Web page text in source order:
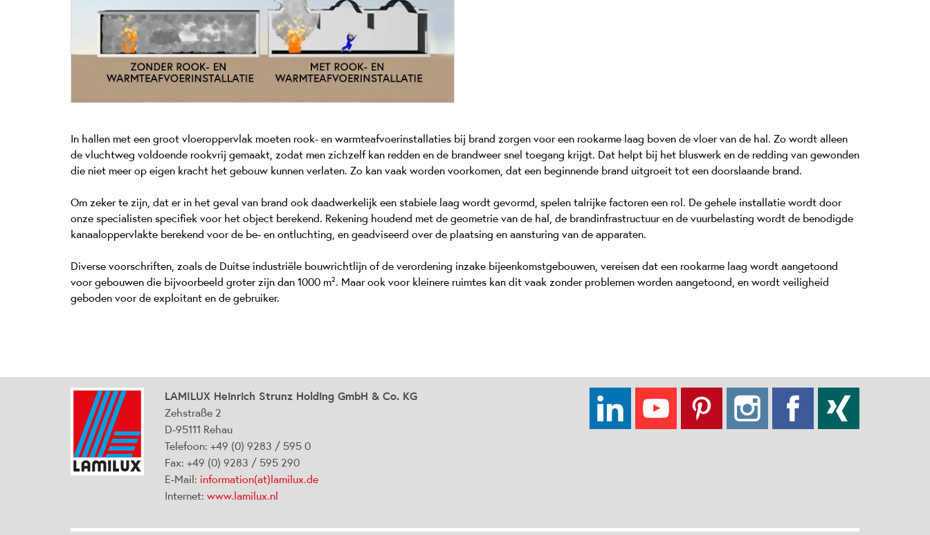
In hallen met een groot vloeroppervlak moeten rook- en warmteafvoerinstallaties bij brand zorgen voor een rookarme laag boven de vloer van de hal. Zo wordt alleen
de vluchtweg voldoende rookvrij gemaakt, zodat men zichzelf kan redden en de brandweer snel toegang krijgt. Dat helpt bij het bluswerk en de redding van gewonden
die niet meer op eigen kracht het gebouw kunnen verlaten. Zo kan vaak worden voorkomen, dat een beginnende brand uitgroeit tot een doorslaande brand.
Om zeker te zijn, dat er in het geval van brand ook daadwerkelijk een stabiele laag wordt gevormd, spelen talrijke factoren een rol. De gehele installatie wordt door
onze specialisten specifiek voor het object berekend. Rekening houdend met de geometrie van de hal, de brandinfrastructuur en de vuurbelasting wordt de benodigde
kanaaloppervlakte berekend voor de be- en ontluchting, en geadviseerd over de plaatsing en aansturing van de apparaten.
Diverse voorschriften, zoals de Duitse industriële bouwrichtlijn of de verordening inzake bijeenkomstgebouwen, vereisen dat een rookarme laag wordt aangetoond
voor gebouwen die bijvoorbeeld groter zijn dan 1000 m². Maar ook voor kleinere ruimtes kan dit vaak zonder problemen worden aangetoond, en wordt veiligheid
geboden voor de exploitant en de gebruiker.
LAMILUX Heinrich Strunz Holding GmbH & Co. KG
Zehstraße 2
D-95111 Rehau
Telefoon: +49 (0) 9283 / 595 0
Fax: +49 (0) 9283 / 595 290
E-Mail: information(at)lamilux.de
Internet: www.lamilux.nl